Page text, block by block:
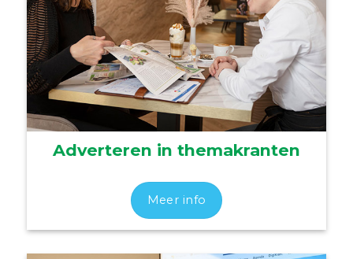
Adverteren in themakranten
Meer info